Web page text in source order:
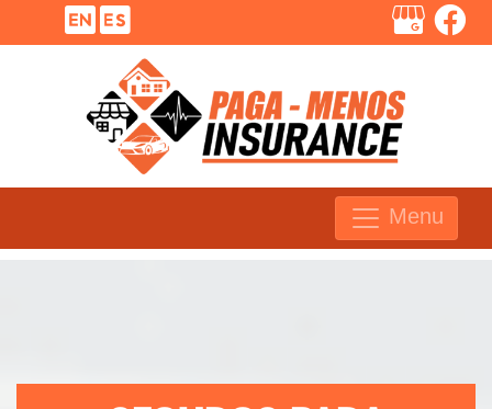
Menu